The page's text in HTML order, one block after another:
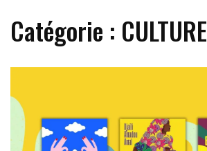
Catégorie : CULTURE